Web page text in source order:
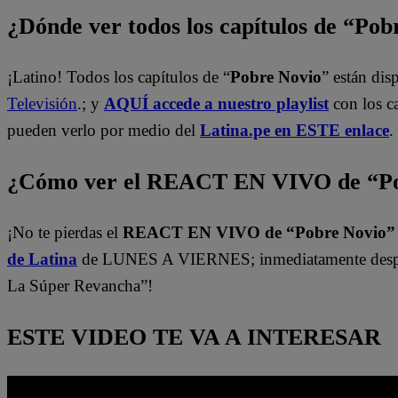
¿Dónde ver todos los capítulos de
¡Latino! Todos los capítulos de “Pobre Novio” están
Televisión.; y AQUÍ accede a nuestro playlist con los
pueden verlo por medio del Latina.pe en ESTE enlace.
¿Cómo ver el REACT EN VIVO de
¡No te pierdas el REACT EN VIVO de “Pobre
de Latina de LUNES A VIERNES; inmediatamente
La Súper Revancha”!
ESTE VIDEO TE VA A INTERESAR